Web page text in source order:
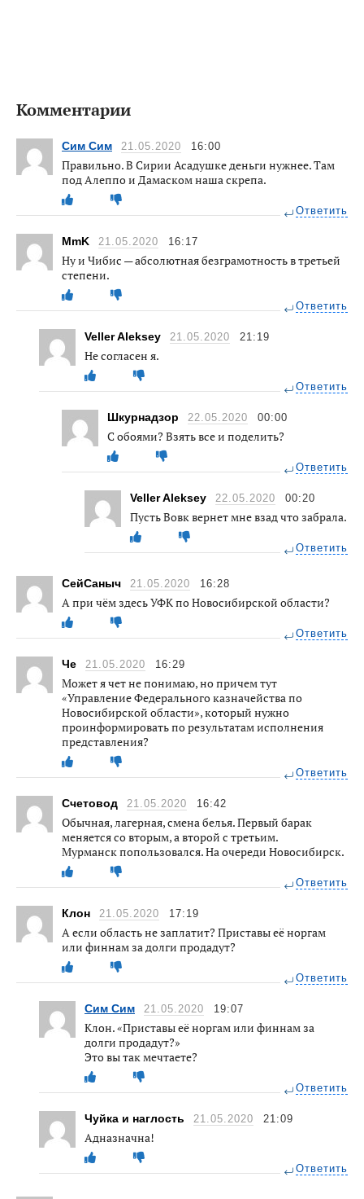
Комментарии
Сим Сим 21.05.2020 16:00
Правильно. В Сирии Асадушке деньги нужнее. Там
под Алеппо и Дамаском наша скрепа.
Ответить
MmK 21.05.2020 16:17
Ну и Чибис — абсолютная безграмотность в третьей
степени.
Ответить
Veller Aleksey 21.05.2020 21:19
Не согласен я.
Ответить
Шкурнадзор 22.05.2020 00:00
С обоями? Взять все и поделить?
Ответить
Veller Aleksey 22.05.2020 00:20
Пусть Вовк вернет мне взад что забрала.
Ответить
СейСаныч 21.05.2020 16:28
А при чём здесь УФК по Новосибирской области?
Ответить
Че 21.05.2020 16:29
Может я чет не понимаю, но причем тут
«Управление Федерального казначейства по
Новосибирской области», который нужно
проинформировать по результатам исполнения
представления?
Ответить
Счетовод 21.05.2020 16:42
Обычная, лагерная, смена белья. Первый барак
меняется со вторым, а второй с третьим.
Мурманск попользовался. На очереди Новосибирск.
Ответить
Клон 21.05.2020 17:19
А если область не заплатит? Приставы её норгам
или финнам за долги продадут?
Ответить
Сим Сим 21.05.2020 19:07
Клон. «Приставы её норгам или финнам за
долги продадут?»
Это вы так мечтаете?
Ответить
Чуйка и наглость 21.05.2020 21:09
Адназначна!
Ответить